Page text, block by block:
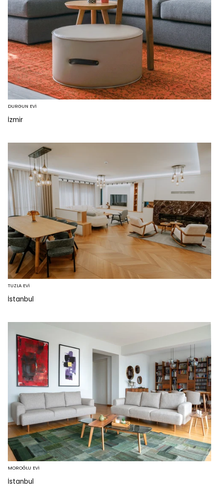
DURGUN EVİ
İzmir
TUZLA EVİ
İstanbul
MOROĞLU EVİ
İstanbul